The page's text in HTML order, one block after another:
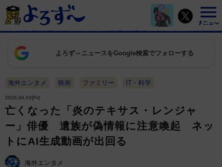
よろず～ニュースをGoogle検索でフォローする
海外エンタメ 映画 ファミリー IT・科学
2026.04.03(Fri)
亡くなった「炎のテキサス・レンジャ
ー」俳優 遺族が偽情報に注意喚起 ネッ
トにAI生成動画が出回る
海外エンタメ